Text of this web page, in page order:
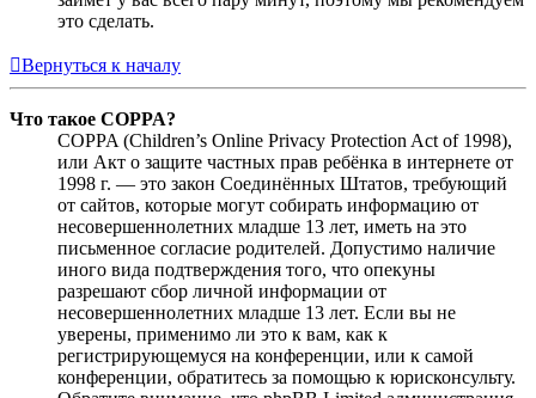
это сделать.
Вернуться к началу
Что такое COPPA?
COPPA (Children’s Online Privacy Protection Act of 1998),
или Акт о защите частных прав ребёнка в интернете от
1998 г. — это закон Соединённых Штатов, требующий
от сайтов, которые могут собирать информацию от
несовершеннолетних младше 13 лет, иметь на это
письменное согласие родителей. Допустимо наличие
иного вида подтверждения того, что опекуны
разрешают сбор личной информации от
несовершеннолетних младше 13 лет. Если вы не
уверены, применимо ли это к вам, как к
регистрирующемуся на конференции, или к самой
конференции, обратитесь за помощью к юрисконсульту.